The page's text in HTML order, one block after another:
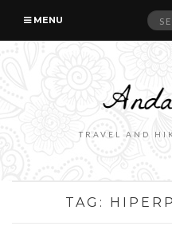
MENU
TRAVEL AND
TAG: